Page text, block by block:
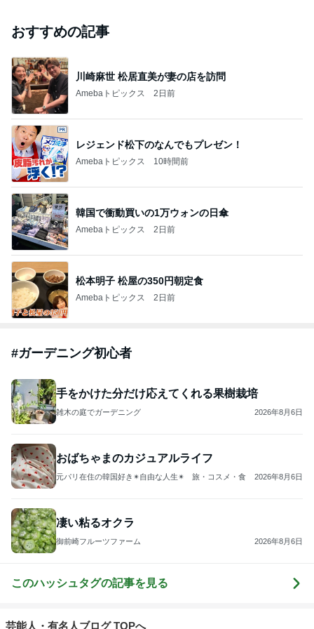
おすすめの記事
川崎麻世 松居直美が妻の店を訪問
Amebaトピックス 2日前
レジェンド松下のなんでもプレゼン！
Amebaトピックス 10時間前
韓国で衝動買いの1万ウォンの日傘
Amebaトピックス 2日前
松本明子 松屋の350円朝定食
Amebaトピックス 2日前
#ガーデニング初心者
手をかけた分だけ応えてくれる果樹栽培
雑木の庭でガーデニング 2026年8月6日
おばちゃまのカジュアルライフ
元パリ在住の韓国好き✴︎自由な人生✴︎ 旅・コスメ・食 2026年8月6日
凄い粘るオクラ
御前崎フルーツファーム 2026年8月6日
このハッシュタグの記事を見る
芸能人・有名人ブログ TOPへ